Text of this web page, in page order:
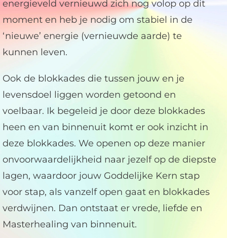
energieveld vernieuwd zich nog volop op dit
moment en heb je nodig om stabiel in de
‘nieuwe’ energie (vernieuwde aarde) te
kunnen leven.
Ook de blokkades die tussen jouw en je
levensdoel liggen worden getoond en
voelbaar. Ik begeleid je door deze blokkades
heen en van binnenuit komt er ook inzicht in
deze blokkades. We openen op deze manier
onvoorwaardelijkheid naar jezelf op de diepste
lagen, waardoor jouw Goddelijke Kern stap
voor stap, als vanzelf open gaat en blokkades
verdwijnen. Dan ontstaat er vrede, liefde en
Masterhealing van binnenuit.